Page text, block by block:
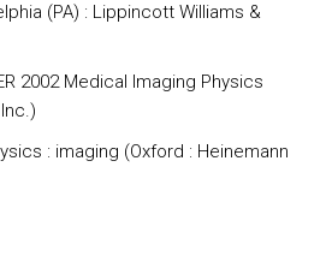
(PA) : Lippincott Williams &
2002 Medical Imaging Physics
: imaging (Oxford : Heinemann